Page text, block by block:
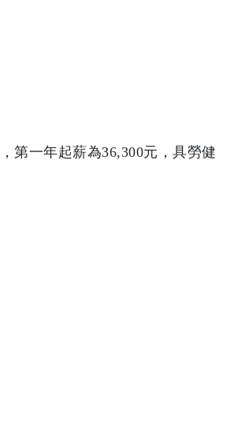
，第一年起薪為36,300元，具勞健